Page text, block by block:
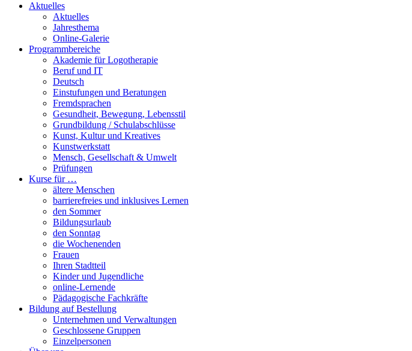
Aktuelles
Aktuelles
Jahresthema
Online-Galerie
Programmbereiche
Akademie für Logotherapie
Beruf und IT
Deutsch
Einstufungen und Beratungen
Fremdsprachen
Gesundheit, Bewegung, Lebensstil
Grundbildung / Schulabschlüsse
Kunst, Kultur und Kreatives
Kunstwerkstatt
Mensch, Gesellschaft & Umwelt
Prüfungen
Kurse für …
ältere Menschen
barrierefreies und inklusives Lernen
den Sommer
Bildungsurlaub
den Sonntag
die Wochenenden
Frauen
Ihren Stadtteil
Kinder und Jugendliche
online-Lernende
Pädagogische Fachkräfte
Bildung auf Bestellung
Unternehmen und Verwaltungen
Geschlossene Gruppen
Einzelpersonen